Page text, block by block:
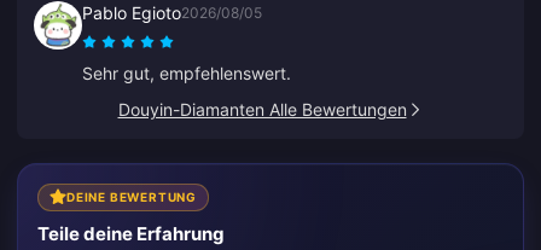
Die Website laggt oder friert beim Aufladen
manchmal ein, und der Kundenservice antwortet nur
langsam. Es ist auch nicht klar, wann Zahlungen
verarbeitet werden. Wenn diese Probleme behoben
Pablo Egioto2026/08/05
Sehr gut, empfehlenswert.
Douyin-Diamanten Alle Bewertungen
DEINE BEWERTUNG
Teile deine Erfahrung